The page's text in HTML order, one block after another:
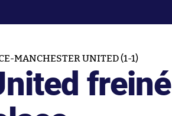
MANCHESTER UNITED (1-1)
freiné